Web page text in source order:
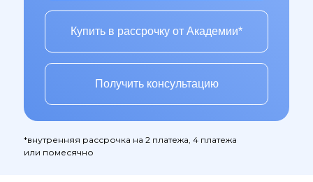
Получить консультацию
Купить в рассрочку от Академии*
*внутренняя рассрочка на 2 платежа, 4 платежа
или помесячно